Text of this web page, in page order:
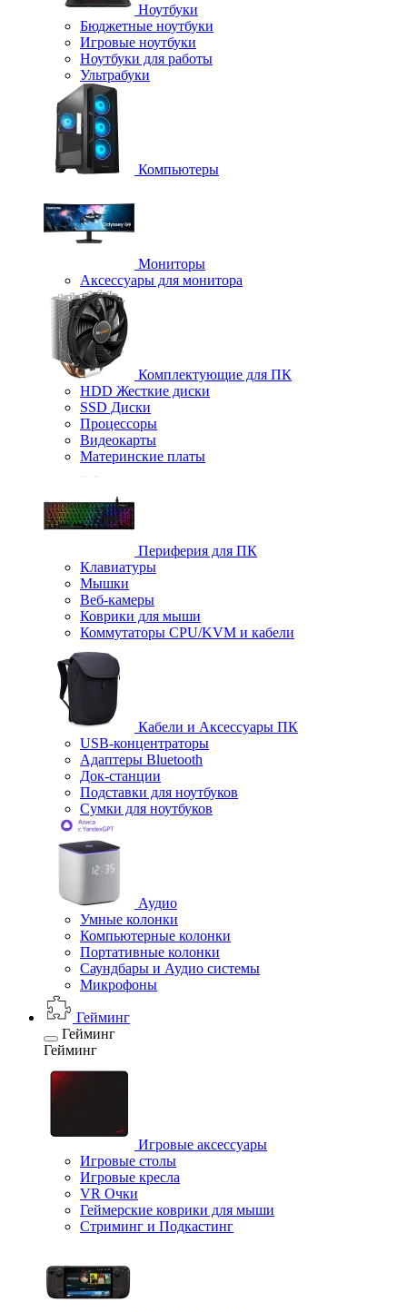
Ноутбуки
Бюджетные ноутбуки
Игровые ноутбуки
Ноутбуки для работы
Ультрабуки
Компьютеры
Мониторы
Аксессуары для монитора
Комплектующие для ПК
HDD Жесткие диски
SSD Диски
Процессоры
Видеокарты
Материнские платы
Периферия для ПК
Клавиатуры
Мышки
Веб-камеры
Коврики для мыши
Коммутаторы CPU/KVM и кабели
Кабели и Аксессуары ПК
USB-концентраторы
Адаптеры Bluetooth
Док-станции
Подставки для ноутбуков
Сумки для ноутбуков
Аудио
Умные колонки
Компьютерные колонки
Портативные колонки
Саундбары и Аудио системы
Микрофоны
Гейминг
Гейминг
Гейминг
Игровые аксессуары
Игровые столы
Игровые кресла
VR Очки
Геймерские коврики для мыши
Стриминг и Подкастинг